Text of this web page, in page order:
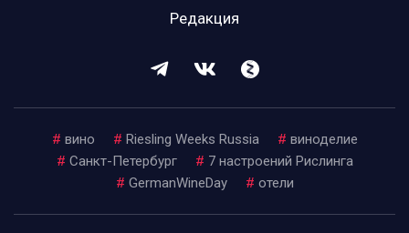
Редакция
# вино # Riesling Weeks Russia # виноделие
# Санкт-Петербург # 7 настроений Рислинга
# GermanWineDay # отели